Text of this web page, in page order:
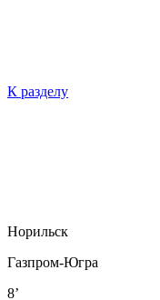
К разделу
Норильск
Газпром-Югра
8’